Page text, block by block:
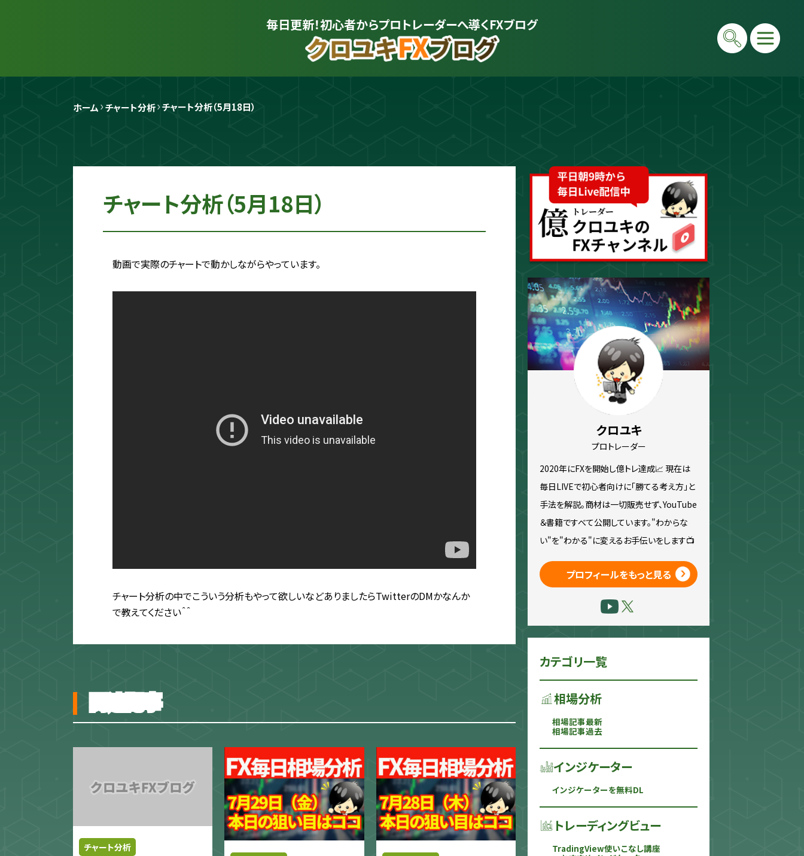
毎日更新！初心者からプロトレーダーへ導くFXブログ
を解説。商材は一切販売せず、YouTube＆書籍ですべて公開しています。"わからない"を"わ
プロフィールをもっと見る
TradingView スキャルピング トレード資料
ホーム チャート分析 チャート分析（5月18日）
チャート分析（5月18日）
動画で実際のチャートで動かしながらやっています。
チャート分析の中でこういう分析もやって欲しいなどありましたらTwitterのDMかなんか
で教えてください＾＾
関連記事
チャート分析
クロユキ
プロトレーダー
2020年にFXを開始し億トレ達成📈 現在は
毎日LIVEで初心者向けに「勝てる考え方」と
手法を解説。商材は一切販売せず、YouTube
＆書籍ですべて公開しています。"わからな
い"を"わかる"に変えるお手伝いをします📺
プロフィールをもっと見る
カテゴリ一覧
相場分析
相場記事最新
相場記事過去
インジケーター
インジケーターを無料DL
トレーディングビュー
TradingView使いこなし講座